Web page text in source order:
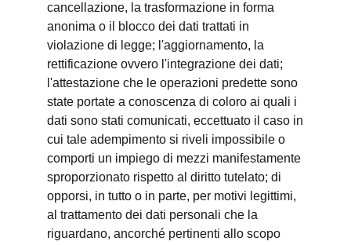
cancellazione, la trasformazione in forma
anonima o il blocco dei dati trattati in
violazione di legge; l'aggiornamento, la
rettificazione ovvero l'integrazione dei dati;
l'attestazione che le operazioni predette sono
state portate a conoscenza di coloro ai quali i
dati sono stati comunicati, eccettuato il caso in
cui tale adempimento si riveli impossibile o
comporti un impiego di mezzi manifestamente
sproporzionato rispetto al diritto tutelato; di
opporsi, in tutto o in parte, per motivi legittimi,
al trattamento dei dati personali che la
riguardano, ancorché pertinenti allo scopo